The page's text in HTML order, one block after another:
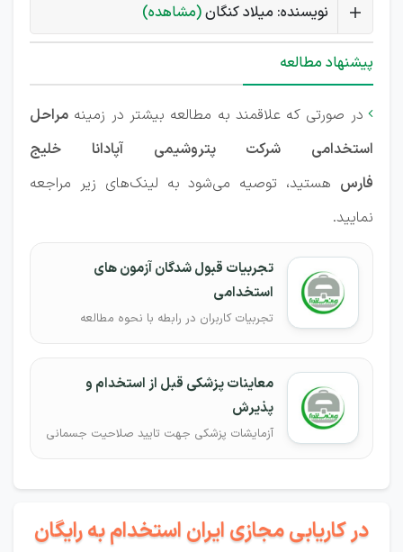
نویسنده: میلاد کنگان(مشاهده)
پیشنهاد مطالعه
 در صورتی که علاقمند به مطالعه بیشتر در زمینه مراحل
استخدامی شرکت پتروشیمی آپادانا خلیج
فارس هستید، توصیه می‌شود به لینک‌های زیر مراجعه
نمایید.
تجربیات قبول شدگان آزمون های
استخدامی
تجربیات کاربران در رابطه با نحوه مطالعه
معاینات پزشکی قبل از استخدام و
پذیرش
آزمایشات پزشکی جهت تایید صلاحیت جسمانی
در کاریابی مجازی ایران استخدام به رایگان